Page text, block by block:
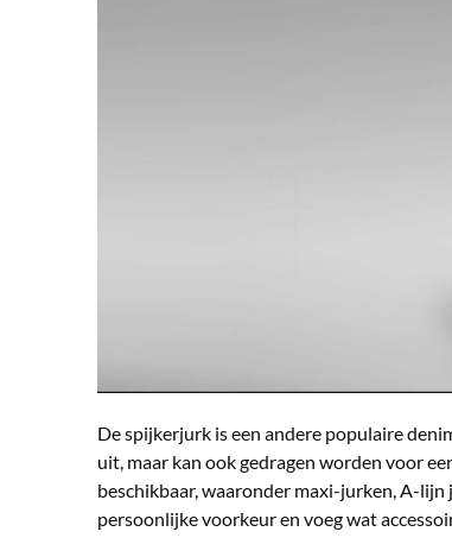
De spijkerjurk is een andere populaire
uit, maar kan ook gedragen worden voor
beschikbaar, waaronder maxi-jurken, A-
persoonlijke voorkeur en voeg wat